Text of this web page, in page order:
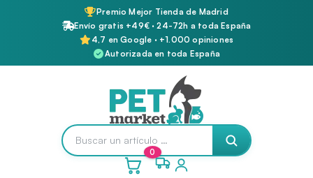
Premio Mejor Tienda de Madrid
Envío gratis +49€ · 24-72h a toda España
4,7 en Google · +1.000 opiniones
Autorizada en toda España
0